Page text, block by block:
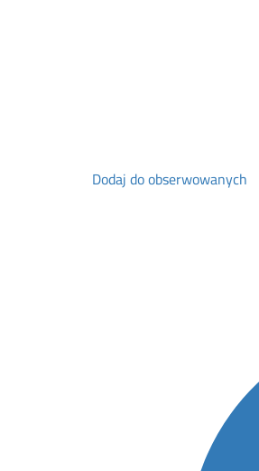
Dodaj do obserwowanych